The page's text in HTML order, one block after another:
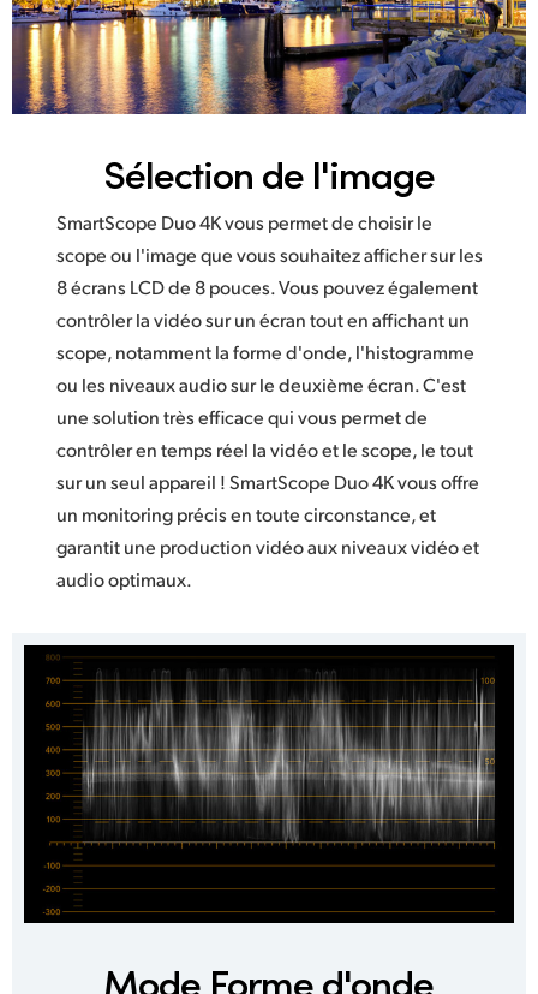
Sélection de l'image
SmartScope Duo 4K vous permet de choisir le
scope ou l'image que vous souhaitez afficher sur les
8 écrans LCD de 8 pouces. Vous pouvez également
contrôler la vidéo sur un écran tout en affichant un
scope, notamment la forme d'onde, l'histogramme
ou les niveaux audio sur le deuxième écran. C'est
une solution très efficace qui vous permet de
contrôler en temps réel la vidéo et le scope, le tout
sur un seul appareil ! SmartScope Duo 4K vous offre
un monitoring précis en toute circonstance, et
garantit une production vidéo aux niveaux vidéo et
audio optimaux.
Mode Forme d'onde